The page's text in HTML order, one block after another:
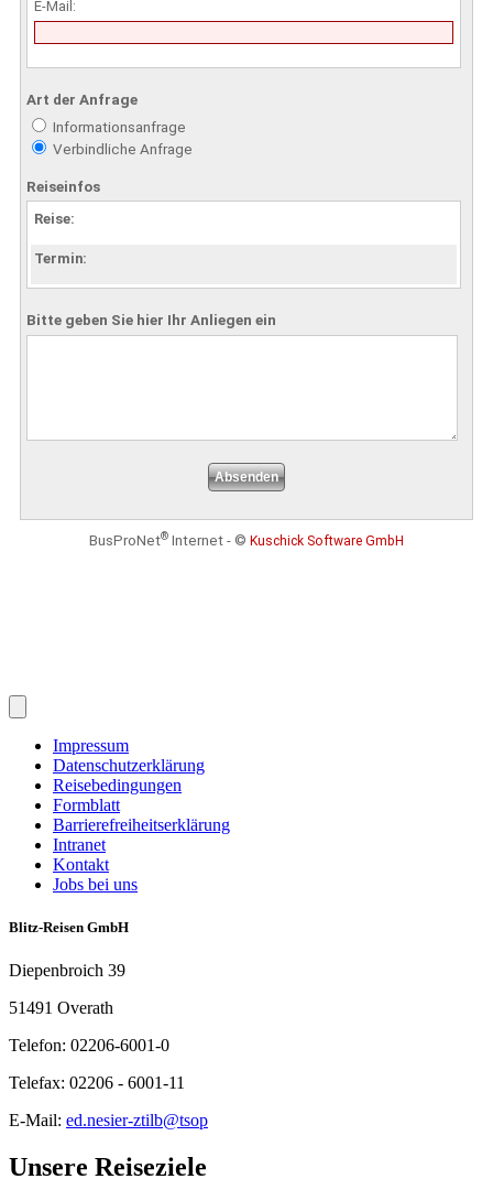
Impressum
Datenschutzerklärung
Reisebedingungen
Formblatt
Barrierefreiheitserklärung
Intranet
Kontakt
Jobs bei uns
Blitz-Reisen GmbH
Diepenbroich 39
51491 Overath
Telefon: 02206-6001-0
Telefax: 02206 - 6001-11
E-Mail: ed.nesier-ztilb@tsop
Unsere Reiseziele